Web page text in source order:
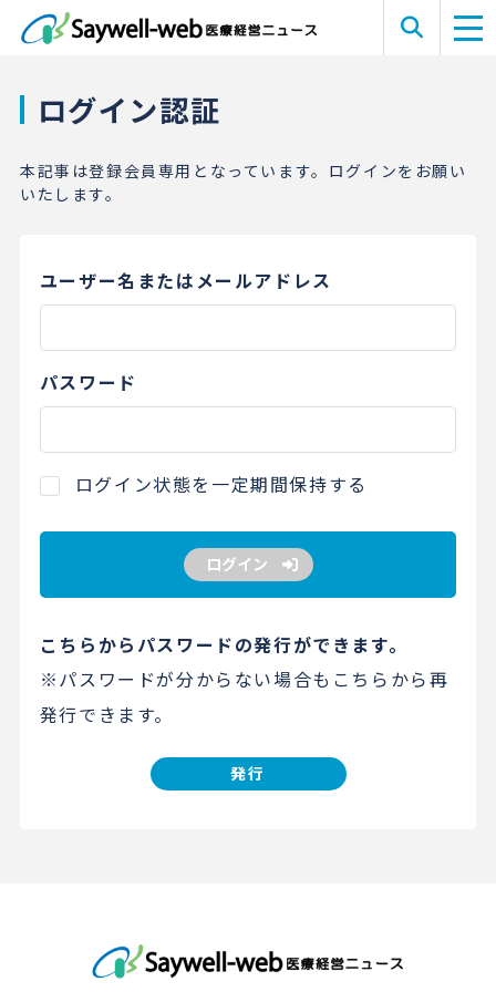
ログイン認証
本記事は登録会員専用となっています。ログインをお願い
いたします。
ユーザー名またはメールアドレス
パスワード
ログイン状態を一定期間保持する
ログイン
こちらからパスワードの発行ができます。
※パスワードが分からない場合もこちらから再
発行できます。
発行